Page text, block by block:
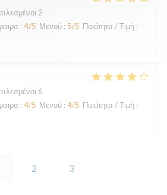
2
: 4/5 Μενού : 5/5 Ποιότητα / Τιμή :
6
: 4/5 Μενού : 4/5 Ποιότητα / Τιμή :
2 3